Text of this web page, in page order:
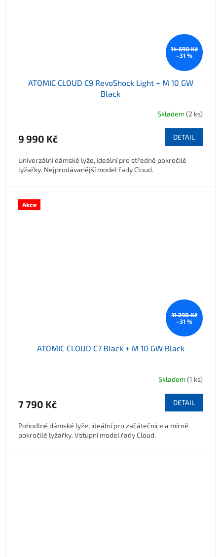
14 690 Kč
–31 %
ATOMIC CLOUD C9 RevoShock Light + M 10 GW
Black
Skladem(2 ks)
9 990 Kč DETAIL
Univerzální dámské lyže, ideální pro středně pokročilé
lyžařky. Nejprodávanější model řady Cloud.
Akce
11 290 Kč
–31 %
ATOMIC CLOUD C7 Black + M 10 GW Black
Skladem(1 ks)
7 790 Kč DETAIL
Pohodlné dámské lyže, ideální pro začátečnice a mírně
pokročilé lyžařky. Vstupní model řady Cloud.